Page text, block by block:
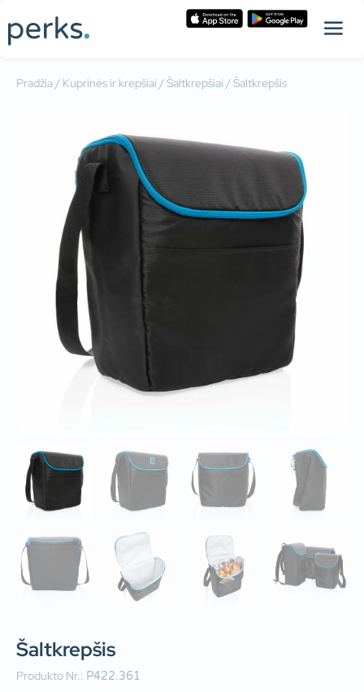
Pradžia/ Kuprinės ir krepšiai /Šaltkrepšiai / Šaltkrepšis
Šaltkrepšis
Produkto Nr.: P422.361